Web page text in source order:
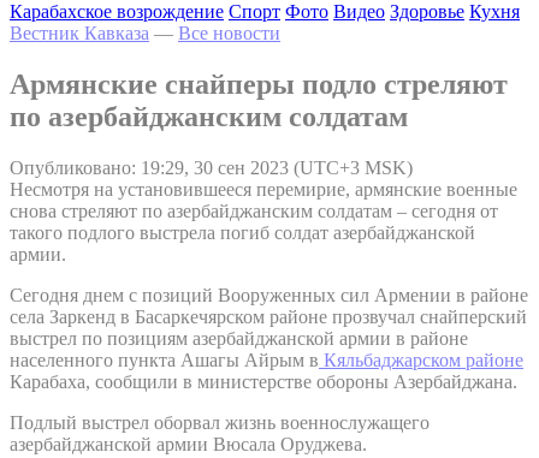
Карабахское возрождение Спорт Фото Видео Здоровье Кухня
Вестник Кавказа — Все новости
Армянские снайперы подло стреляют
по азербайджанским солдатам
Опубликовано: 19:29, 30 сен 2023 (UTC+3 MSK)
Несмотря на установившееся перемирие, армянские военные
снова стреляют по азербайджанским солдатам – сегодня от
такого подлого выстрела погиб солдат азербайджанской
армии.
Сегодня днем с позиций Вооруженных сил Армении в районе
села Заркенд в Басаркечярском районе прозвучал снайперский
выстрел по позициям азербайджанской армии в районе
населенного пункта Ашагы Айрым в Кяльбаджарском районе
Карабаха, сообщили в министерстве обороны Азербайджана.
Подлый выстрел оборвал жизнь военнослужащего
азербайджанской армии Вюсала Оруджева.